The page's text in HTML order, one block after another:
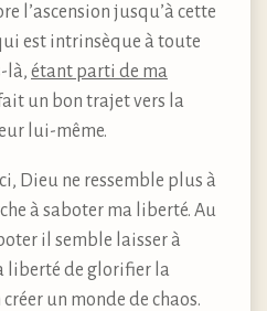
l’ascension jusqu’à cette
est intrinsèque à toute
là, étant parti de ma
un bon trajet vers la
lui-même.
Dieu ne ressemble plus à
à saboter ma liberté. Au
il semble laisser à
liberté de glorifier la
un monde de chaos.